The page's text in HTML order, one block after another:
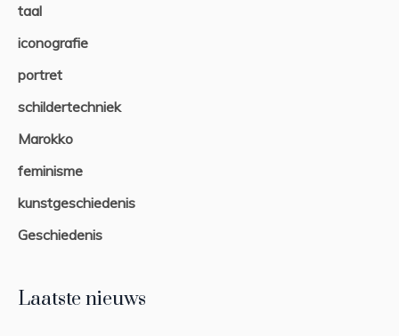
taal
iconografie
portret
schildertechniek
Marokko
feminisme
kunstgeschiedenis
Geschiedenis
Laatste nieuws